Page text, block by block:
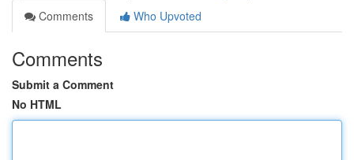
Comments
Who Upvoted
Comments
Submit a Comment
No HTML